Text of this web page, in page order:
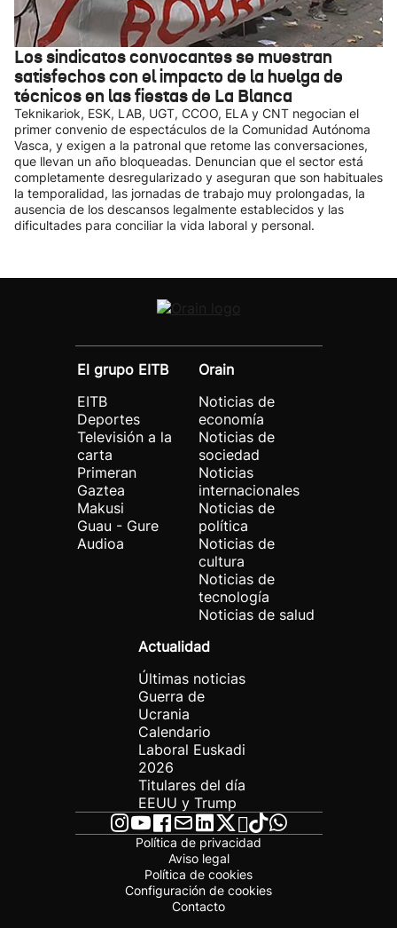
Los sindicatos convocantes se muestran
satisfechos con el impacto de la huelga de
técnicos en las fiestas de La Blanca
Teknikariok, ESK, LAB, UGT, CCOO, ELA y CNT negocian el
primer convenio de espectáculos de la Comunidad Autónoma
Vasca, y exigen a la patronal que retome las conversaciones,
que llevan un año bloqueadas. Denuncian que el sector está
completamente desregularizado y aseguran que son habituales
la temporalidad, las jornadas de trabajo muy prolongadas, la
ausencia de los descansos legalmente establecidos y las
dificultades para conciliar la vida laboral y personal.
El grupo EITB
EITB
Deportes
Televisión a la
carta
Primeran
Gaztea
Makusi
Guau - Gure
Audioa
Orain
Noticias de
economía
Noticias de
sociedad
Noticias
internacionales
Noticias de
política
Noticias de
cultura
Noticias de
tecnología
Noticias de salud
Actualidad
Últimas noticias
Guerra de
Ucrania
Calendario
Laboral Euskadi
2026
Titulares del día
EEUU y Trump
Política de privacidad
Aviso legal
Política de cookies
Configuración de cookies
Contacto